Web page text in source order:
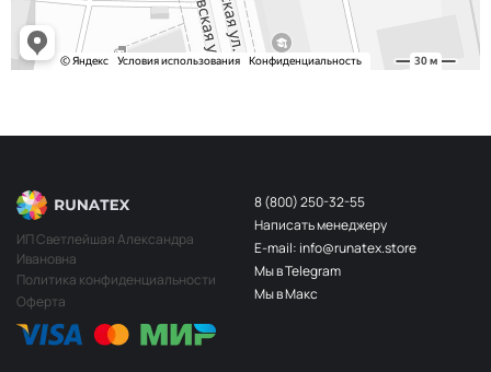
ИП Светлейшая Александра
Ивановна
Политика конфиденциальности
Оферта
8 (800) 250-32-55
Написать менеджеру
E-mail: info@runatex.store
Мы в Telegram
Мы в Макс